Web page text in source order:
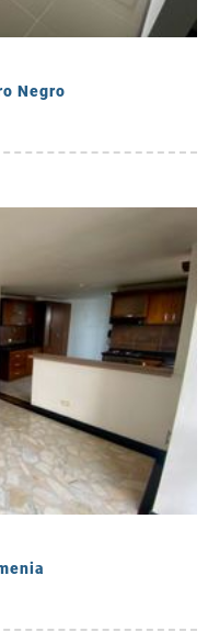
Negro